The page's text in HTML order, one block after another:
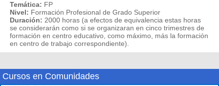
Temática: FP
Nivel: Formación Profesional de Grado Superior
Duración: 2000 horas (a efectos de equivalencia estas horas
se considerarán como si se organizaran en cinco trimestres de
formación en centro educativo, como máximo, más la formación
en centro de trabajo correspondiente).
Cursos en Comunidades